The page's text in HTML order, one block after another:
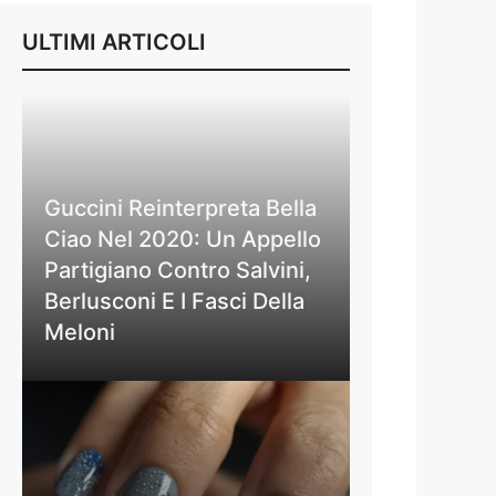
ULTIMI ARTICOLI
Guccini Reinterpreta Bella
Ciao Nel 2020: Un Appello
Partigiano Contro Salvini,
Berlusconi E I Fasci Della
Meloni